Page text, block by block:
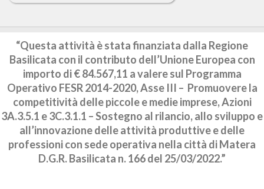
“Questa attività è stata finanziata dalla Regione
Basilicata con il contributo dell’Unione Europea con
importo di € 84.567,11 a valere sul Programma
Operativo FESR 2014-2020, Asse III – Promuovere la
competitività delle piccole e medie imprese, Azioni
3A.3.5.1 e 3C.3.1.1 – Sostegno al rilancio, allo sviluppo e
all’innovazione delle attività produttive e delle
professioni con sede operativa nella città di Matera
D.G.R. Basilicata n. 166 del 25/03/2022.”